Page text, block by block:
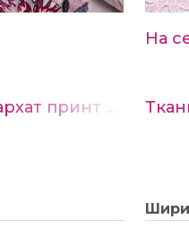
Ткань Пан бархат принт №2
На